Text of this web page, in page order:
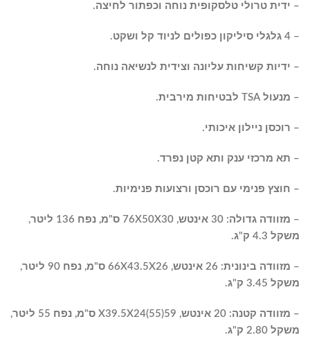
– ידית טרולי טלסקופית נוחה וכפתור לחיצה.
– 4 גלגלי סיליקון כפולים לניוד קל ושקט.
– ידיות קשיחות עליונה וצידית לנשיאה נוחה.
– מנעול TSA לבטיחות מירבית.
– רוכסן ניילון איכותי.
– תא מרכזי ענק ותא קטן נפרד.
– חוצץ פנימי עם רוכסן ורצועות פנימיות.
– מזוודה גדולה: 30 אינטש, 76X50X30 ס"מ, נפח 136 ליטר,
משקל 4.3 ק"ג.
– מזוודה בינונית: 26 אינטש, 66X43.5X26 ס"מ, נפח 90 ליטר,
משקל 3.45 ק"ג.
– מזוודה קטנה: 20 אינטש, 59(55)X39.5X24 ס"מ, נפח 55 ליטר,
משקל 2.80 ק"ג.